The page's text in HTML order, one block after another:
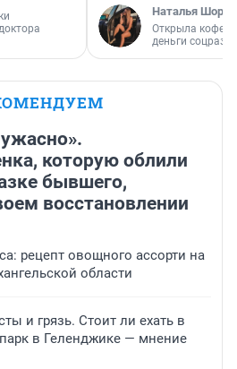
Наталья
Открыла
деньги
которую облили
бывшего,
восстановлении
рецепт овощного ассорти на
области
и грязь. Стоит ли ехать в
в Геленджике — мнение